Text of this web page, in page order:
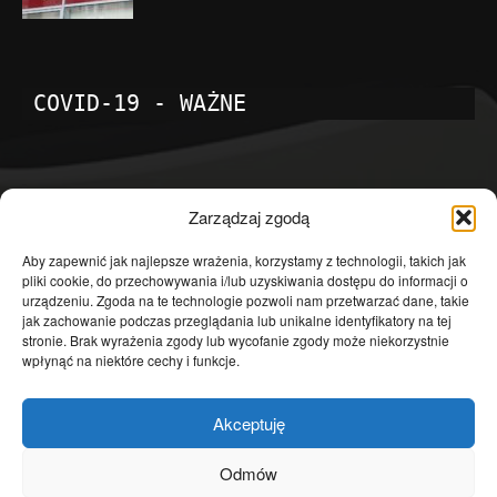
Zarządzaj zgodą
Aby zapewnić jak najlepsze wrażenia, korzystamy z technologii, takich jak
pliki cookie, do przechowywania i/lub uzyskiwania dostępu do informacji o
urządzeniu. Zgoda na te technologie pozwoli nam przetwarzać dane, takie
jak zachowanie podczas przeglądania lub unikalne identyfikatory na tej
stronie. Brak wyrażenia zgody lub wycofanie zgody może niekorzystnie
wpłynąć na niektóre cechy i funkcje.
Akceptuję
Odmów
COVID-19 - WAŻNE
Temat dnia
4601
Publicystyka
4363
Polityka
3639
Polska
Społeczeństwo
2823